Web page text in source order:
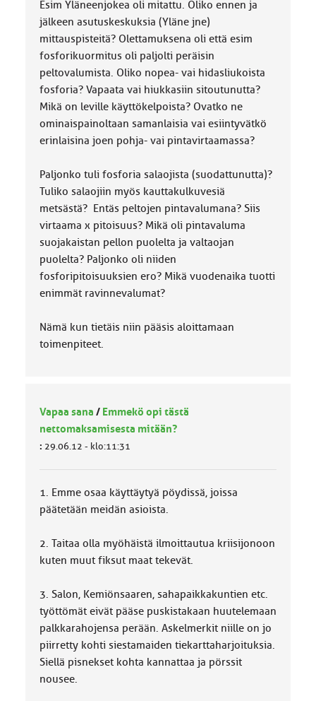
Esim Yläneenjokea oli mitattu. Oliko ennen ja
jälkeen asutuskeskuksia (Yläne jne)
mittauspisteitä? Olettamuksena oli että esim
fosforikuormitus oli paljolti peräisin
peltovalumista. Oliko nopea- vai hidasliukoista
fosforia? Vapaata vai hiukkasiin sitoutunutta?
Mikä on leville käyttökelpoista? Ovatko ne
ominaispainoltaan samanlaisia vai esiintyvätkö
erinlaisina joen pohja- vai pintavirtaamassa?
Paljonko tuli fosforia salaojista (suodattunutta)?
Tuliko salaojiin myös kauttakulkuvesiä
metsästä? Entäs peltojen pintavalumana? Siis
virtaama x pitoisuus? Mikä oli pintavaluma
suojakaistan pellon puolelta ja valtaojan
puolelta? Paljonko oli niiden
fosforipitoisuuksien ero? Mikä vuodenaika tuotti
enimmät ravinnevalumat?
Nämä kun tietäis niin pääsis aloittamaan
toimenpiteet.
Vapaa sana / Emmekö opi tästä
nettomaksamisesta mitään?
: 29.06.12 - klo:11:31
1. Emme osaa käyttäytyä pöydissä, joissa
päätetään meidän asioista.
2. Taitaa olla myöhäistä ilmoittautua kriisijonoon
kuten muut fiksut maat tekevät.
3. Salon, Kemiönsaaren, sahapaikkakuntien etc.
työttömät eivät pääse puskistakaan huutelemaan
palkkarahojensa perään. Askelmerkit niille on jo
piirretty kohti siestamaiden tiekarttaharjoituksia.
Siellä pisnekset kohta kannattaa ja pörssit
nousee.